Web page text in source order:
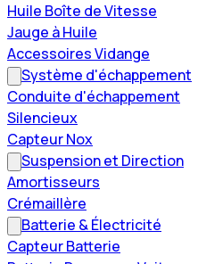
Huile Boîte de Vitesse
Jauge à Huile
Accessoires Vidange
Système d'échappement
Conduite d'échappement
Silencieux
Capteur Nox
Suspension et Direction
Amortisseurs
Crémaillère
Batterie & Électricité
Capteur Batterie